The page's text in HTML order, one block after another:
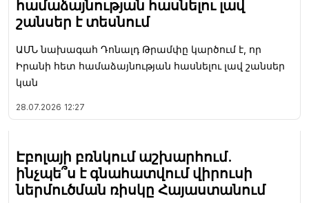
համաձայնության հասնելու լավ
շանսեր է տեսնում
ԱՄՆ նախագահ Դոնալդ Թրամփը կարծում է, որ
Իրանի հետ համաձայնության հասնելու լավ շանսեր
կան
28.07.2026 12:27
Էբոլայի բռնկում աշխարհում.
ինչպե՞ս է գնահատվում վիրուսի
ներմուծման ռիսկը Հայաստանում